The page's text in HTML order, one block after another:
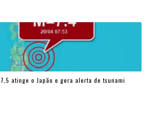
atinge o Japão e gera alerta de tsunami